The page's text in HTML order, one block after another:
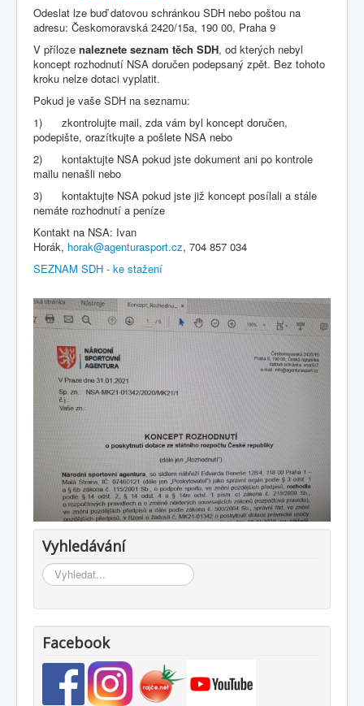
Odeslat lze buď datovou schránkou SDH nebo poštou na
adresu: Českomoravská 2420/15a, 190 00, Praha 9
V příloze naleznete seznam těch SDH, od kterých nebyl
koncept rozhodnutí NSA doručen podepsaný zpět. Bez tohoto
kroku nelze dotaci vyplatit.
Pokud je vaše SDH na seznamu:
1) zkontrolujte mail, zda vám byl koncept doručen,
podepište, orazítkujte a pošlete NSA nebo
2) kontaktujte NSA pokud jste dokument ani po kontrole
mailu nenašli nebo
3) kontaktujte NSA pokud jste již koncept posílali a stále
nemáte rozhodnutí a peníze
Kontakt na NSA: Ivan
Horák, horak@agenturasport.cz, 704 857 034
SEZNAM SDH - ke stažení
Vyhledávání
Vyhledávání...
Facebook